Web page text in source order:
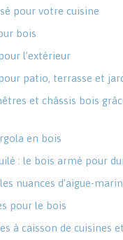
pour votre cuisine
bois
l’extérieur
patio, terrasse et
et châssis bois
en bois
: le bois armé pour
nuances d’aigue-
pour le bois
à caisson de cuisines